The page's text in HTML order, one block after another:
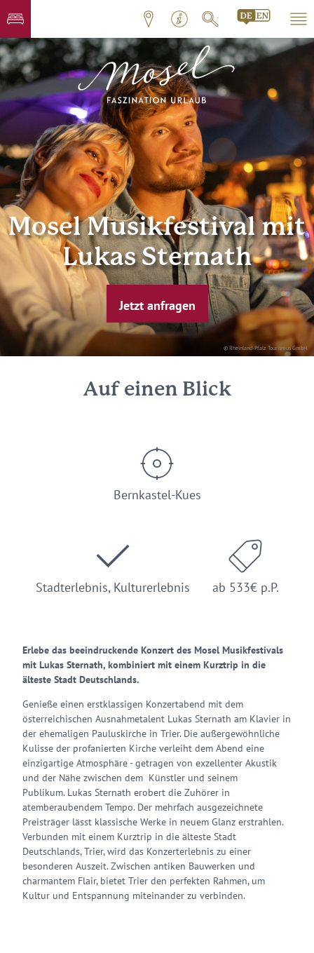
© Rheinland-Pfalz Tourismus GmbH
Mosel Musikfestival mit
Lukas Sternath
Jetzt anfragen
Auf einen Blick
Bernkastel-Kues
Stadterlebnis, Kulturerlebnis ab 533€ p.P.
Erlebe das beeindruckende Konzert des Mosel Musikfestivals
mit Lukas Sternath, kombiniert mit einem Kurztrip in die
älteste Stadt Deutschlands.
Genieße einen erstklassigen Konzertabend mit dem
österreichischen Ausnahmetalent Lukas Sternath am Klavier in
der ehemaligen Pauluskirche in Trier. Die außergewöhnliche
Kulisse der profanierten Kirche verleiht dem Abend eine
einzigartige Atmosphäre - getragen von exzellenter Akustik
und der Nähe zwischen dem Künstler und seinem
Publikum. Lukas Sternath erobert die Zuhörer in
atemberaubendem Tempo. Der mehrfach ausgezeichnete
Preisträger lässt klassische Werke in neuem Glanz erstrahlen.
Verbunden mit einem Kurztrip in die älteste Stadt
Deutschlands, Trier, wird das Konzerterlebnis zu einer
besonderen Auszeit. Zwischen antiken Bauwerken und
charmantem Flair, bietet Trier den perfekten Rahmen, um
Kultur und Entspannung miteinander zu verbinden.